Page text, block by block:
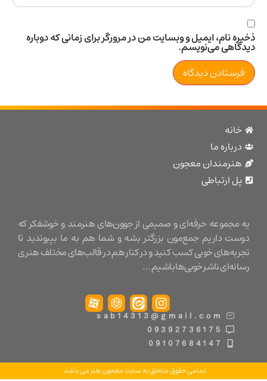
نام، ایمیل و وبسایت من در مرورگر برای زمانی که دوباره
می‌نویسم.
ما
معجون
ارتباطی
حرفه‌ای و صمیمی از جوون‌های هنرمند و خوشفکر که
داریم جمع‌مون بزرگتر بشه و شما هم به ما بپیوندید تا
خوبی کسب کنید و در کنار هم در قالب‌های مختلف هنری
ناشر خوبی‌ها باشیم …
sab14313@gmail.com
09392736175
09107684147
تمامی حقوق متعلق به سایت معجون هنر می باشد.